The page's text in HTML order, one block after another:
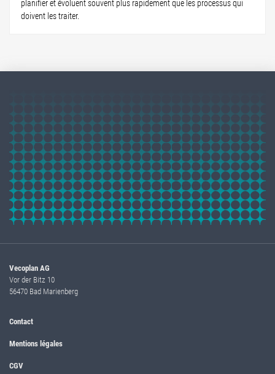
planifier et évoluent souvent plus rapidement que les processus qui
doivent les traiter.
Vecoplan AG
Vor der Bitz 10
56470 Bad Marienberg
Contact
Mentions légales
CGV